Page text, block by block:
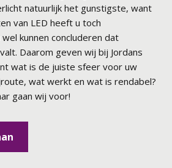
natuurlijk het gunstigste, want
van LED heeft u toch
kunnen concluderen dat
Daarom geven wij bij Jordans
wat is de juiste sfeer voor uw
wat werkt en wat is rendabel?
gaan wij voor!